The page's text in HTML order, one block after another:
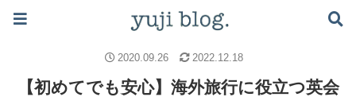
英会話の勉強法
【初めてでも安心】海外旅行に役立つ英会
2020.09.26 2022.12.18